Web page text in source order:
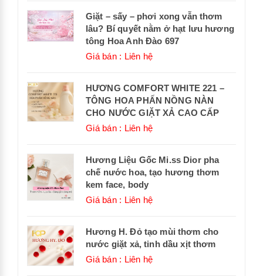
Giặt – sấy – phơi xong vẫn thơm
lâu? Bí quyết nằm ở hạt lưu hương
tông Hoa Anh Đào 697
Giá bán : Liên hệ
HƯƠNG COMFORT WHITE 221 –
TÔNG HOA PHẤN NỒNG NÀN
CHO NƯỚC GIẶT XẢ CAO CẤP
Giá bán : Liên hệ
Hương Liệu Gốc Mi.ss Dior pha
chế nước hoa, tạo hương thơm
kem face, body
Giá bán : Liên hệ
Hương H. Đỏ tạo mùi thơm cho
nước giặt xả, tinh dầu xịt thơm
Giá bán : Liên hệ